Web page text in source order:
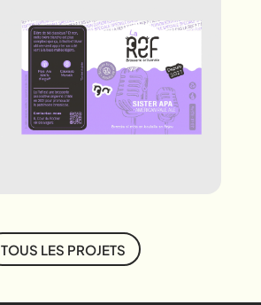
TOUS LES PROJETS